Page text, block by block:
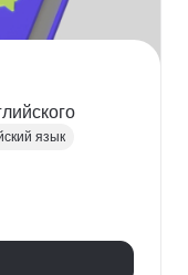
язык